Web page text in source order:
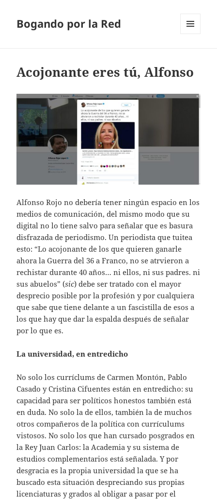
Bogando por la Red
Acojonante eres tú, Alfonso
Alfonso Rojo no debería tener ningún espacio en los
medios de comunicación, del mismo modo que su
digital no lo tiene salvo para señalar que es basura
disfrazada de periodismo. Un periodista que tuitea
esto: “Lo acojonante de los que quieren ganarle
ahora la Guerra del 36 a Franco, no se atrvieron a
rechistar durante 40 años… ni ellos, ni sus padres. ni
sus abuelos” (sic) debe ser tratado con el mayor
desprecio posible por la profesión y por cualquiera
que sabe que tiene delante a un fascistilla de esos a
los que hay que dar la espalda después de señalar
por lo que es.
La universidad, en entredicho
No solo los curríclums de Carmen Montón, Pablo
Casado y Cristina Cifuentes están en entredicho: su
capacidad para ser políticos honestos también está
en duda. No solo la de ellos, también la de muchos
otros compañeros de la política con currículums
vistosos. No solo los que han cursado posgrados en
la Rey Juan Carlos: la Academia y su sistema de
estudios complementarios está señalada. Y por
desgracia es la propia universidad la que se ha
buscado esta situación despreciando sus propias
licenciaturas y grados al obligar a pasar por el